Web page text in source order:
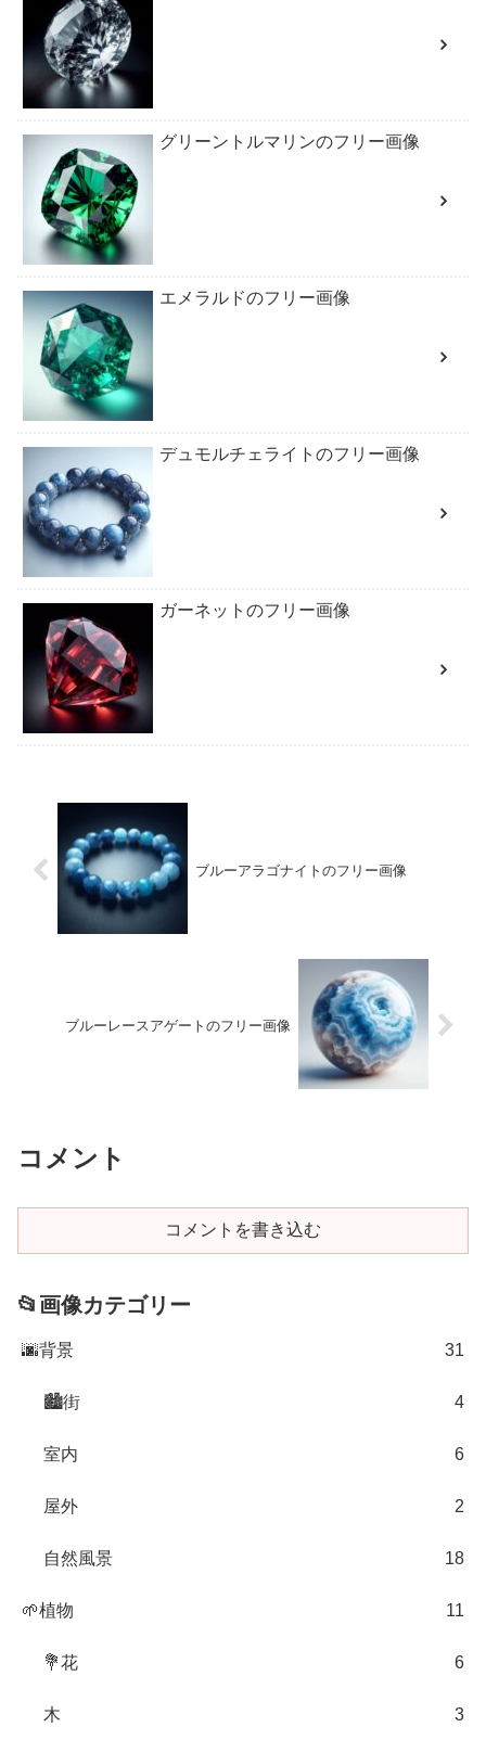
グリーントルマリンのフリー画像
エメラルドのフリー画像
デュモルチェライトのフリー画像
ガーネットのフリー画像
ブルーアラゴナイトのフリー画像
ブルーレースアゲートのフリー画像
コメント
コメントを書き込む
📂画像カテゴリー
🌆背景 31
🏙街 4
室内 6
屋外 2
自然風景 18
🌱植物 11
💐花 6
木 3